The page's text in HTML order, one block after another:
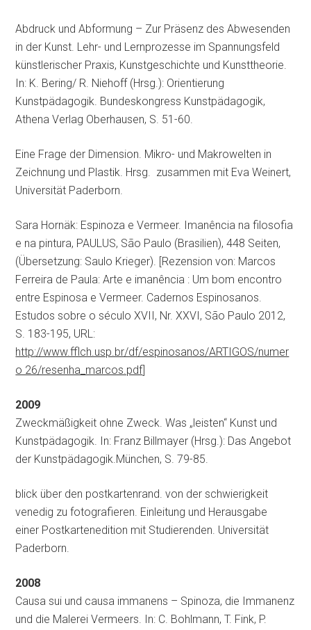
Abdruck und Abformung – Zur Präsenz des Abwesenden
in der Kunst. Lehr- und Lernprozesse im Spannungsfeld
künstlerischer Praxis, Kunstgeschichte und Kunsttheorie.
In: K. Bering/ R. Niehoff (Hrsg.): Orientierung
Kunstpädagogik. Bundeskongress Kunstpädagogik,
Athena Verlag Oberhausen, S. 51-60.
Eine Frage der Dimension. Mikro- und Makrowelten in
Zeichnung und Plastik. Hrsg. zusammen mit Eva Weinert,
Universität Paderborn.
Sara Hornäk: Espinoza e Vermeer. Imanência na filosofia
e na pintura, PAULUS, São Paulo (Brasilien), 448 Seiten,
(Übersetzung: Saulo Krieger). [Rezension von: Marcos
Ferreira de Paula: Arte e imanência : Um bom encontro
entre Espinosa e Vermeer. Cadernos Espinosanos.
Estudos sobre o século XVII, Nr. XXVI, São Paulo 2012,
S. 183-195, URL:
http://www.fflch.usp.br/df/espinosanos/ARTIGOS/numer
o 26/resenha_marcos.pdf]
2009
Zweckmäßigkeit ohne Zweck. Was „leisten“ Kunst und
Kunstpädagogik. In: Franz Billmayer (Hrsg.): Das Angebot
der Kunstpädagogik.München, S. 79-85.
blick über den postkartenrand. von der schwierigkeit
venedig zu fotografieren. Einleitung und Herausgabe
einer Postkartenedition mit Studierenden. Universität
Paderborn.
2008
Causa sui und causa immanens – Spinoza, die Immanenz
und die Malerei Vermeers. In: C. Bohlmann, T. Fink, P.